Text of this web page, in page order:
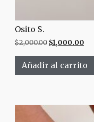
Osito S.
$2,000.00 $1,000.00
Añadir al carrito